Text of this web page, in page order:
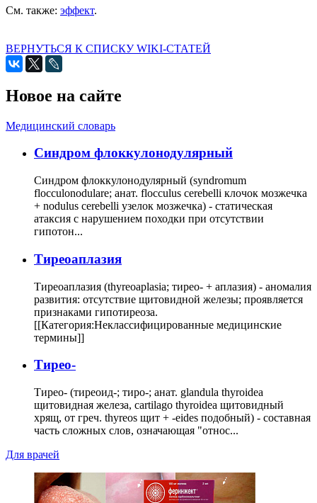
См. также: эффект.
ВЕРНУТЬСЯ К СПИСКУ WIKI-СТАТЕЙ
Новое на сайте
Медицинский словарь
Cиндром флоккулонодулярный
Синдром флоккулонодулярный (syndromum
flocculonodulare; анат. flocculus cerebelli клочок мозжечка
+ nodulus cerebelli узелок мозжечка) - статическая
атаксия с нарушением походки при отсутствии
гипотон...
Тиреоаплазия
Тиреоаплазия (thyreoaplasia; тирео- + аплазия) - аномалия
развития: отсутствие щитовидной железы; проявляется
признаками гипотиреоза.
[[Категория:Неклассифицированные медицинские
термины]]
Тирео-
Тирео- (тиреоид-; тиро-; анат. glandula thyroidea
щитовидная железа, cartilago thyroidea щитовидный
хрящ, от греч. thyreos щит + -eides подобный) - составная
часть сложных слов, означающая "относ...
Для врачей